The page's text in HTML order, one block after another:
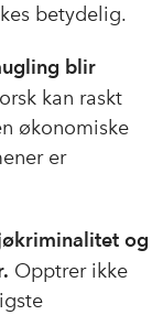
betydelig.
blir
kan raskt
økonomiske
er
og
Opptrer ikke